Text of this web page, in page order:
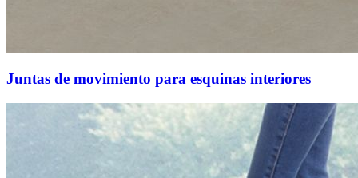
Juntas de movimiento para esquinas interiores